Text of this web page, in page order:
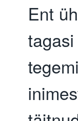
Ent